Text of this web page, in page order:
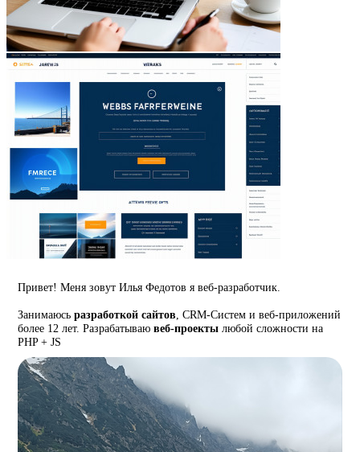
Привет! Меня зовут Илья Федотов я веб-разработчик.
Занимаюсьразработкой сайтов, CRM-Систем и веб-приложений
более 12 лет. Разрабатываювеб-проекты любой сложности на
PHP + JS